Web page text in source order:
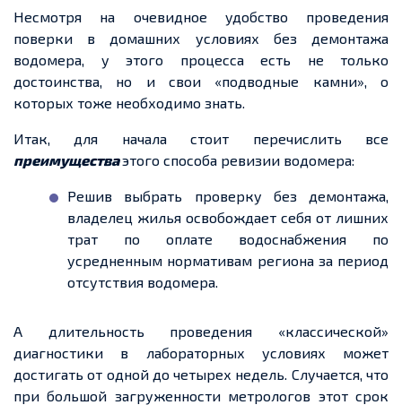
Несмотря на очевидное удобство проведения
поверки в домашних условиях без демонтажа
водомера, у этого процесса есть не только
достоинства, но и свои «подводные камни», о
которых тоже необходимо знать.
Итак, для начала стоит перечислить все
преимуществаэтого способа ревизии водомера:
Решив выбрать проверку без демонтажа,
владелец жилья освобождает себя от лишних
трат по оплате водоснабжения по
усредненным нормативам региона за период
отсутствия водомера.
А длительность проведения «классической»
диагностики в лабораторных условиях может
достигать от одной до четырех недель. Случается, что
при большой загруженности метрологов этот срок